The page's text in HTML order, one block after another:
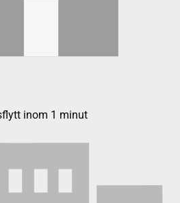
inom 1 minut